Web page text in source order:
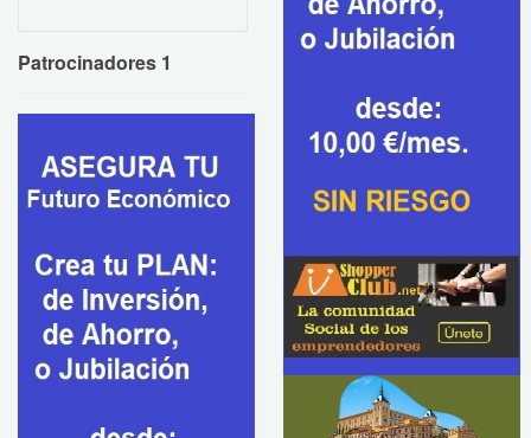
Patrocinadores 1